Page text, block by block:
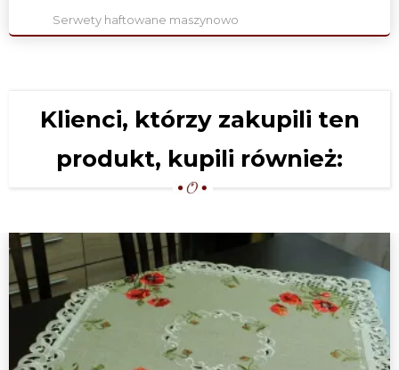
Serwety haftowane maszynowo
Klienci, którzy zakupili ten
produkt, kupili również: